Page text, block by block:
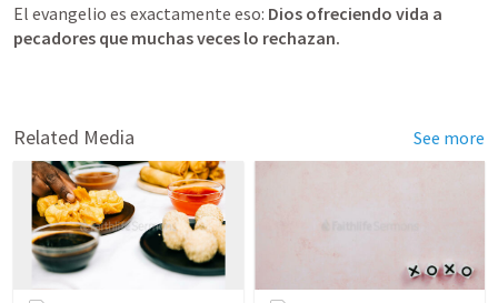
El evangelio es exactamente eso: Dios ofreciendo vida a
pecadores que muchas veces lo rechazan.
Related Media See more